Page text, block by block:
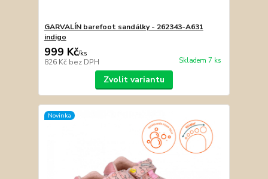
GARVALÍN barefoot sandálky - 262343-A631
indigo
999 Kč/ks
826 Kč bez DPH Skladem 7 ks
Zvolit variantu
Novinka